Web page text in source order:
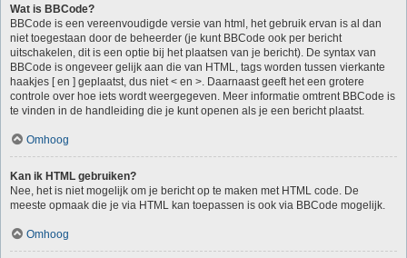
Wat is BBCode?
BBCode is een vereenvoudigde versie van html, het gebruik ervan is al dan
niet toegestaan door de beheerder (je kunt BBCode ook per bericht
uitschakelen, dit is een optie bij het plaatsen van je bericht). De syntax van
BBCode is ongeveer gelijk aan die van HTML, tags worden tussen vierkante
haakjes [ en ] geplaatst, dus niet < en >. Daarnaast geeft het een grotere
controle over hoe iets wordt weergegeven. Meer informatie omtrent BBCode is
te vinden in de handleiding die je kunt openen als je een bericht plaatst.
Omhoog
Kan ik HTML gebruiken?
Nee, het is niet mogelijk om je bericht op te maken met HTML code. De
meeste opmaak die je via HTML kan toepassen is ook via BBCode mogelijk.
Omhoog